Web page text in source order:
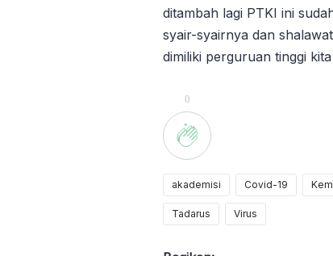
ditambah lagi PTKI ini
syair-syairnya dan
dimiliki perguruan tinggi
0
akademisi Covid-19
Tadarus Virus